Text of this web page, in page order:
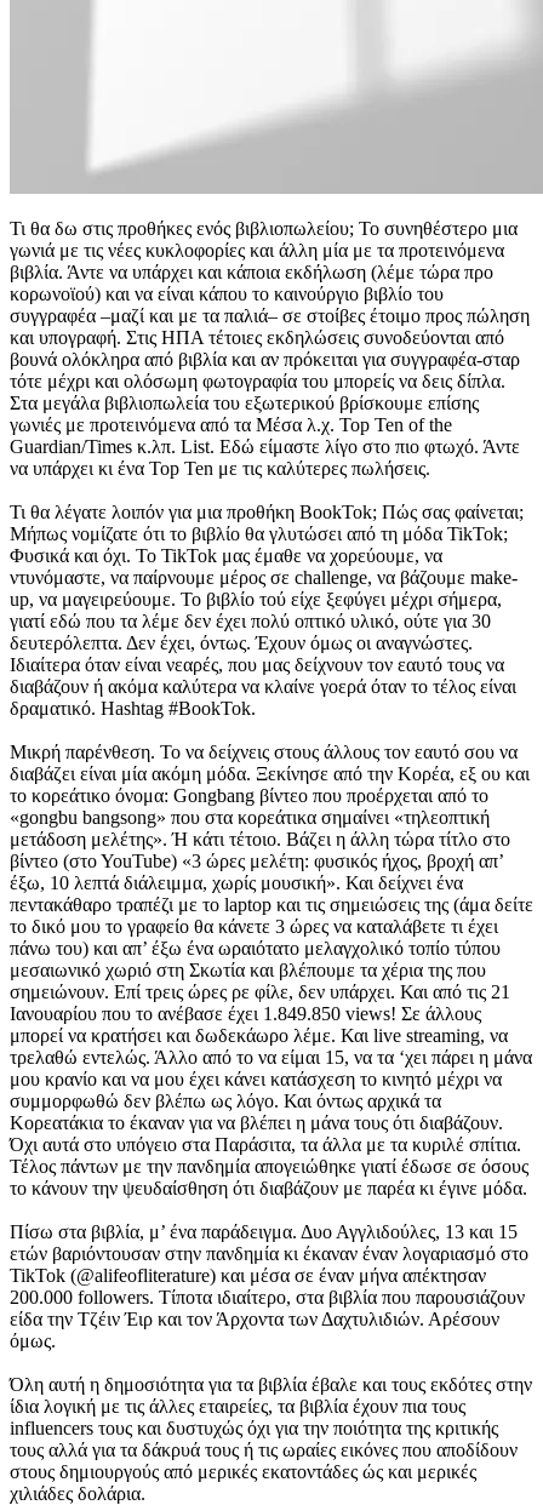
Τι θα δω στις προθήκες ενός βιβλιοπωλείου; Το συνηθέστερο μια
γωνιά με τις νέες κυκλοφορίες και άλλη μία με τα προτεινόμενα
βιβλία. Άντε να υπάρχει και κάποια εκδήλωση (λέμε τώρα προ
κορωνοϊού) και να είναι κάπου το καινούργιο βιβλίο του
συγγραφέα –μαζί και με τα παλιά– σε στοίβες έτοιμο προς πώληση
και υπογραφή. Στις ΗΠΑ τέτοιες εκδηλώσεις συνοδεύονται από
βουνά ολόκληρα από βιβλία και αν πρόκειται για συγγραφέα-σταρ
τότε μέχρι και ολόσωμη φωτογραφία του μπορείς να δεις δίπλα.
Στα μεγάλα βιβλιοπωλεία του εξωτερικού βρίσκουμε επίσης
γωνιές με προτεινόμενα από τα Μέσα λ.χ. Top Ten of the
Guardian/Times κ.λπ. List. Εδώ είμαστε λίγο στο πιο φτωχό. Άντε
να υπάρχει κι ένα Top Ten με τις καλύτερες πωλήσεις.
Τι θα λέγατε λοιπόν για μια προθήκη BookTok; Πώς σας φαίνεται;
Μήπως νομίζατε ότι το βιβλίο θα γλυτώσει από τη μόδα TikTok;
Φυσικά και όχι. Το TikTok μας έμαθε να χορεύουμε, να
ντυνόμαστε, να παίρνουμε μέρος σε challenge, να βάζουμε make-
up, να μαγειρεύουμε. Το βιβλίο τού είχε ξεφύγει μέχρι σήμερα,
γιατί εδώ που τα λέμε δεν έχει πολύ οπτικό υλικό, ούτε για 30
δευτερόλεπτα. Δεν έχει, όντως. Έχουν όμως οι αναγνώστες.
Ιδιαίτερα όταν είναι νεαρές, που μας δείχνουν τον εαυτό τους να
διαβάζουν ή ακόμα καλύτερα να κλαίνε γοερά όταν το τέλος είναι
δραματικό. Hashtag #BookTok.
Μικρή παρένθεση. Το να δείχνεις στους άλλους τον εαυτό σου να
διαβάζει είναι μία ακόμη μόδα. Ξεκίνησε από την Κορέα, εξ ου και
το κορεάτικο όνομα: Gongbang βίντεο που προέρχεται από το
«gongbu bangsong» που στα κορεάτικα σημαίνει «τηλεοπτική
μετάδοση μελέτης». Ή κάτι τέτοιο. Βάζει η άλλη τώρα τίτλο στο
βίντεο (στo YouTube) «3 ώρες μελέτη: φυσικός ήχος, βροχή απ’
έξω, 10 λεπτά διάλειμμα, χωρίς μουσική». Και δείχνει ένα
πεντακάθαρο τραπέζι με το laptop και τις σημειώσεις της (άμα δείτε
το δικό μου το γραφείο θα κάνετε 3 ώρες να καταλάβετε τι έχει
πάνω του) και απ’ έξω ένα ωραιότατο μελαγχολικό τοπίο τύπου
μεσαιωνικό χωριό στη Σκωτία και βλέπουμε τα χέρια της που
σημειώνουν. Επί τρεις ώρες ρε φίλε, δεν υπάρχει. Και από τις 21
Ιανουαρίου που το ανέβασε έχει 1.849.850 views! Σε άλλους
μπορεί να κρατήσει και δωδεκάωρο λέμε. Και live streaming, να
τρελαθώ εντελώς. Άλλο από το να είμαι 15, να τα ‘χει πάρει η μάνα
μου κρανίο και να μου έχει κάνει κατάσχεση το κινητό μέχρι να
συμμορφωθώ δεν βλέπω ως λόγο. Και όντως αρχικά τα
Κορεατάκια το έκαναν για να βλέπει η μάνα τους ότι διαβάζουν.
Όχι αυτά στο υπόγειο στα Παράσιτα, τα άλλα με τα κυριλέ σπίτια.
Τέλος πάντων με την πανδημία απογειώθηκε γιατί έδωσε σε όσους
το κάνουν την ψευδαίσθηση ότι διαβάζουν με παρέα κι έγινε μόδα.
Πίσω στα βιβλία, μ’ ένα παράδειγμα. Δυο Αγγλιδούλες, 13 και 15
ετών βαριόντουσαν στην πανδημία κι έκαναν έναν λογαριασμό στο
TikTok (@alifeofliterature) και μέσα σε έναν μήνα απέκτησαν
200.000 followers. Τίποτα ιδιαίτερο, στα βιβλία που παρουσιάζουν
είδα την Τζέιν Έιρ και τον Άρχοντα των Δαχτυλιδιών. Αρέσουν
όμως.
Όλη αυτή η δημοσιότητα για τα βιβλία έβαλε και τους εκδότες στην
ίδια λογική με τις άλλες εταιρείες, τα βιβλία έχουν πια τους
influencers τους και δυστυχώς όχι για την ποιότητα της κριτικής
τους αλλά για τα δάκρυά τους ή τις ωραίες εικόνες που αποδίδουν
στους δημιουργούς από μερικές εκατοντάδες ώς και μερικές
χιλιάδες δολάρια.